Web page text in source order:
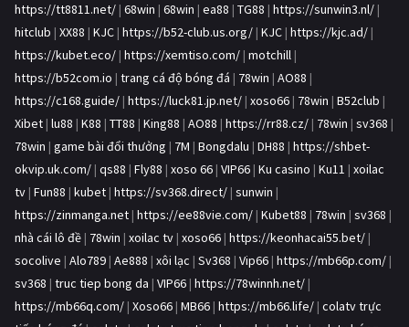
https://tt8811.net/ | 68win | 68win | ea88 | TG88 | https://sunwin3.nl/ |
hitclub | XX88 | KJC | https://b52-club.us.org/ | KJC | https://kjc.ad/ |
https://kubet.eco/ | https://xemtiso.com/ | motchill |
https://b52com.io | trang cá độ bóng đá | 78win | AO88 |
https://c168.guide/ | https://luck81.jp.net/ | xoso66 | 78win | B52club |
Xibet | lu88 | K88 | TT88 | King88 | AO88 | https://rr88.cz/ | 78win | sv368 |
78win | game bài đổi thưởng | 7M | Bongdalu | DH88 | https://shbet-
okvip.uk.com/ | qs88 | Fly88 | xoso 66 | VIP66 | Ku casino | Ku11 | xoilac
tv | Fun88 | kubet | https://sv368.direct/ | sunwin |
https://zinmanga.net | https://ee88vie.com/ | Kubet88 | 78win | sv368 |
nhà cái lô đề | 78win | xoilac tv | xoso66 | https://keonhacai55.bet/ |
socolive | Alo789 | Ae888 | xôi lạc | Sv368 | Vip66 | https://mb66p.com/ |
sv368 | truc tiep bong da | VIP66 | https://78winnh.net/ |
https://mb66q.com/ | Xoso66 | MB66 | https://mb66.life/ | colatv trực